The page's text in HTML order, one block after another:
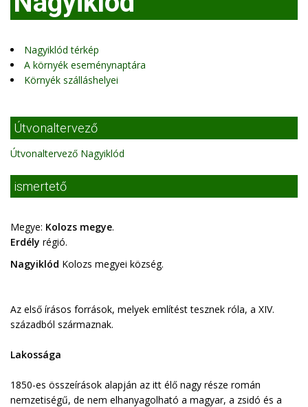
Nagyiklód térkép
A környék eseménynaptára
Környék szálláshelyei
Útvonaltervező
Útvonaltervező Nagyiklód
ismertető
Megye: Kolozs megye.
Erdély régió.
Nagyiklód Kolozs megyei község.
Az első írásos források, melyek említést tesznek róla, a XIV.
századból származnak.
Lakossága
1850-es összeírások alapján az itt élő nagy része román
nemzetiségű, de nem elhanyagolható a magyar, a zsidó és a